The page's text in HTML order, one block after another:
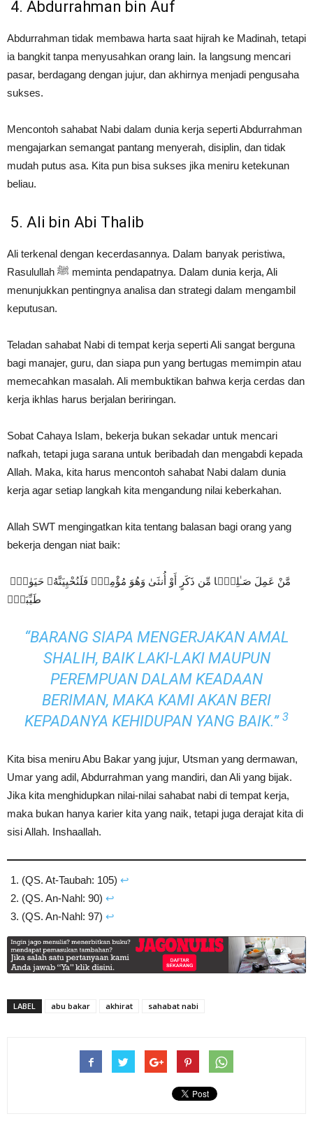
4. Abdurrahman bin Auf
Abdurrahman tidak membawa harta saat hijrah ke Madinah, tetapi
ia bangkit tanpa menyusahkan orang lain. Ia langsung mencari
pasar, berdagang dengan jujur, dan akhirnya menjadi pengusaha
sukses.
Mencontoh sahabat Nabi dalam dunia kerja seperti Abdurrahman
mengajarkan semangat pantang menyerah, disiplin, dan tidak
mudah putus asa. Kita pun bisa sukses jika meniru ketekunan
beliau.
5. Ali bin Abi Thalib
Ali terkenal dengan kecerdasannya. Dalam banyak peristiwa,
Rasulullah ﷺ meminta pendapatnya. Dalam dunia kerja, Ali
menunjukkan pentingnya analisa dan strategi dalam mengambil
keputusan.
Teladan sahabat Nabi di tempat kerja seperti Ali sangat berguna
bagi manajer, guru, dan siapa pun yang bertugas memimpin atau
memecahkan masalah. Ali membuktikan bahwa kerja cerdas dan
kerja ikhlas harus berjalan beriringan.
Sobat Cahaya Islam, bekerja bukan sekadar untuk mencari
nafkah, tetapi juga sarana untuk beribadah dan mengabdi kepada
Allah. Maka, kita harus mencontoh sahabat Nabi dalam dunia
kerja agar setiap langkah kita mengandung nilai keberkahan.
Allah SWT mengingatkan kita tentang balasan bagi orang yang
bekerja dengan niat baik:
طَيِّبَةًۭ
“BARANG SIAPA MENGERJAKAN AMAL
SHALIH, BAIK LAKI-LAKI MAUPUN
PEREMPUAN DALAM KEADAAN
BERIMAN, MAKA KAMI AKAN BERI
KEPADANYA KEHIDUPAN YANG BAIK.” 3
Kita bisa meniru Abu Bakar yang jujur, Utsman yang dermawan,
Umar yang adil, Abdurrahman yang mandiri, dan Ali yang bijak.
Jika kita menghidupkan nilai-nilai sahabat nabi di tempat kerja,
maka bukan hanya karier kita yang naik, tetapi juga derajat kita di
sisi Allah. Inshaallah.
(QS. At-Taubah: 105) ↩︎
(QS. An-Nahl: 90) ↩︎
(QS. An-Nahl: 97) ↩︎
LABEL abu bakar akhirat sahabat nabi